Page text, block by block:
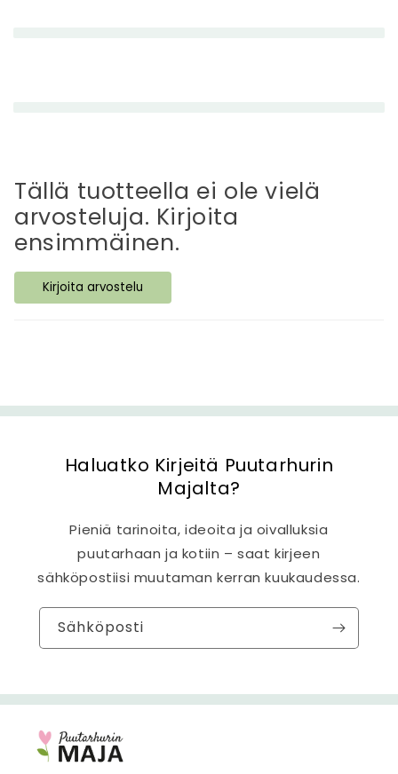
t
ä
v
ä
s
i
ö
Tällä tuotteella ei ole vielä
arvosteluja. Kirjoita
ensimmäinen.
Kirjoita arvostelu
Haluatko Kirjeitä Puutarhurin
Majalta?
Pieniä tarinoita, ideoita ja oivalluksia
puutarhaan ja kotiin – saat kirjeen
sähköpostiisi muutaman kerran kuukaudessa.
Sähköposti